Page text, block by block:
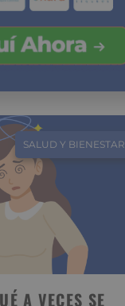
SALUD Y BIENESTAR
A VECES SE